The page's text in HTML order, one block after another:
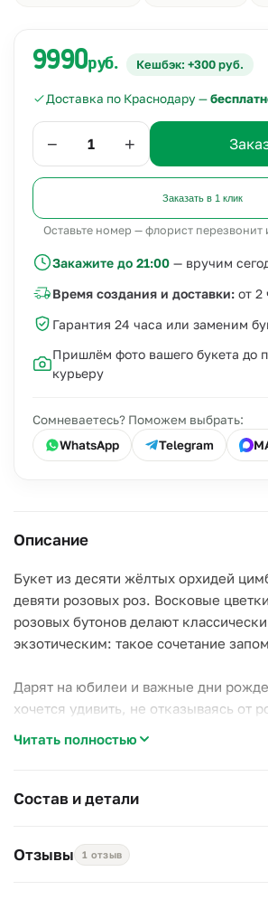
9990руб. Кешбэк: +300 руб.
Доставка по Краснодару —
− +
Заказать в 1 клик
Оставьте номер — флорист перезвонит
Закажите до 21:00 — вручим
Время создания и доставки: от 2
Гарантия 24 часа или заменим
Пришлём фото вашего букета до
курьеру
Сомневаетесь? Поможем выбрать:
WhatsApp
Telegram
Описание
Букет из десяти жёлтых орхидей
девяти розовых роз. Восковые
розовых бутонов делают
экзотическим: такое сочетание
Дарят на юбилеи и важные дни
хочется удивить, не отказываясь от
Читать полностью
Состав и детали
Отзывы 1 отзыв